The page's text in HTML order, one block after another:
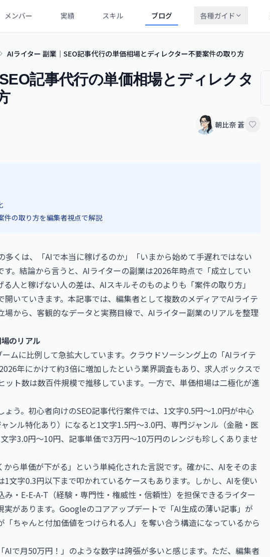
メンバー 実績 スキル ブログ 各種ガイド
AIライター 副業｜SEO記事代行の単価相場とディレクター不要案件の取り方
記事代行の単価相場とディレクタ
朝比奈 蒼
件の取り方を編集者視点で解説
多くは、「AIで本当に稼げるのか」「いまから始めて手遅れではない
。結論から言うと、AIライターの副業は2026年時点で「成立してい
人と稼げない人の差は、AIスキルそのものよりも「案件の取り方」
開いていきます。本記事では、編集者として複数のメディアでAIライテ
場から、客観的なデータと実務目線で、AIライター副業のリアルを整理
のリアル
ムに比例して急拡大しています。クラウドソーシング上の「AIライテ
年にかけて約3倍に増加したという業界調査もあり、求人ボックスで
ット数は数百件規模で推移しています。一方で、単価相場は二極化が進
う。初心者向けのSEO記事代行案件では、1文字0.5円〜1.0円が中心
ンル特化あり）になると1文字1.5円〜3.0円、専門ジャンル（金融・医
字3.0円〜10円、記事単価で3万円〜10万円のレンジも珍しくありませ
ら単価が下がる」という単純化された言説です。確かに、AIをそのま
1文字0.3円以下まで叩かれているケースもあります。しかし、AIを使い
・E-E-A-T（経験・専門性・権威性・信頼性）を担保できるライター
実があります。Googleのコアアップデートで「AI生成の薄い記事」が
ちゃんと付加価値をつけられる人」を奪い合う構造になっているから
で月50万円！」のような数字は誇張が多いと感じます。ただ、編集者